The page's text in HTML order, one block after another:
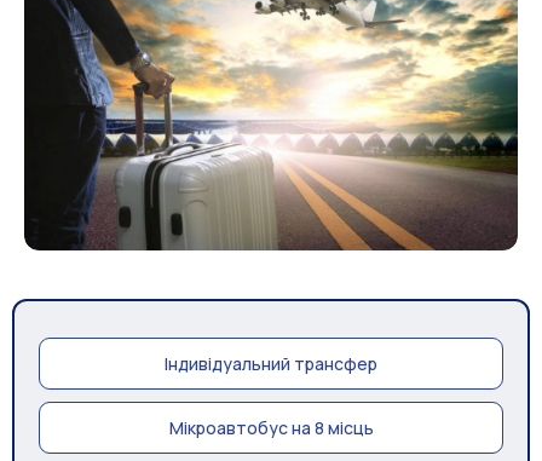
Індивідуальний трансфер
Мікроавтобус на 8 місць